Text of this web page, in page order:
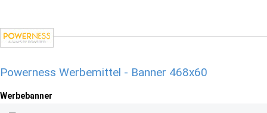
Powerness Werbemittel - Banner 468x60
Werbebanner